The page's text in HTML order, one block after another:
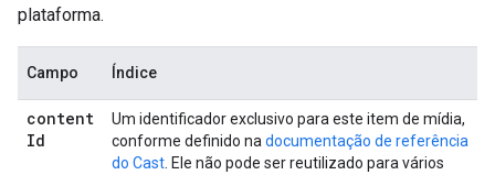
plataforma.
Campo Índice
content
Id
Um identificador exclusivo para este item de mídia,
conforme definido na documentação de referência
do Cast . Ele não pode ser reutilizado para vários